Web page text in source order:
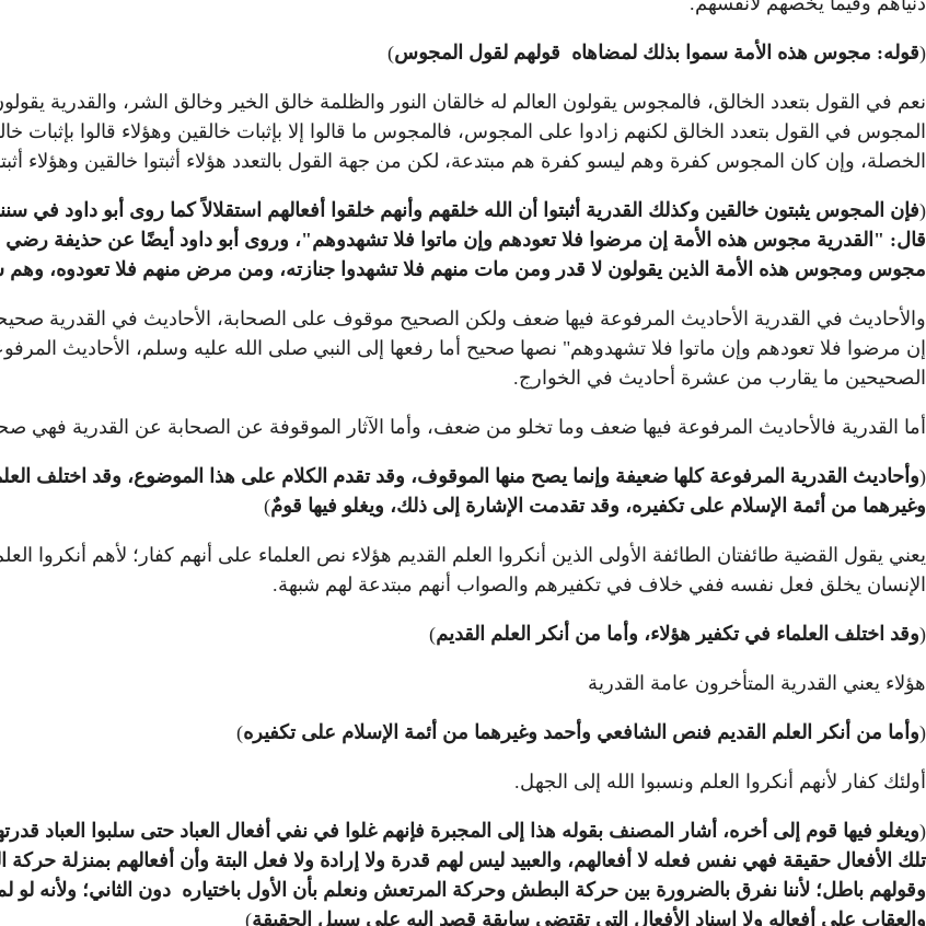
(قوله: مجوس هذه الأمة سموا بذلك لمضاهاه قولهم لقول المجوس)
نعم في القول بتعدد الخالق، فالمجوس يقولون العالم له خالقان النور والظلمة خالق الخير وخالق الشر،
المجوس في القول بتعدد الخالق لكنهم زادوا على المجوس، فالمجوس ما قالوا إلا بإثبات خالقين وهؤلاء قالوا
الخصلة، وإن كان المجوس كفرة وهم ليسو كفرة هم مبتدعة، لكن من جهة القول بالتعدد هؤلاء أثبتوا خالقين وهؤلاء
(فإن المجوس يثبتون خالقين وكذلك القدرية أثبتوا أن الله خلقهم وأنهم خلقوا أفعالهم استقلالاً كما روى أبو داود
قال: "القدرية مجوس هذه الأمة إن مرضوا فلا تعودهم وإن ماتوا فلا تشهدوهم"، وروى أبو داود أيضًا عن حذيفة
مجوس ومجوس هذه الأمة الذين يقولون لا قدر ومن مات منهم فلا تشهدوا جنازته، ومن مرض منهم فلا تعودوه، وهم
والأحاديث في القدرية الأحاديث المرفوعة فيها ضعف ولكن الصحيح موقوف على الصحابة، الأحاديث في القدرية
إن مرضوا فلا تعودهم وإن ماتوا فلا تشهدوهم" نصها صحيح أما رفعها إلى النبي صلى الله عليه وسلم، الأحاديث
الصحيحين ما يقارب من عشرة أحاديث في الخوارج.
أما القدرية فالأحاديث المرفوعة فيها ضعف وما تخلو من ضعف، وأما الآثار الموقوفة عن الصحابة عن القدرية فهي
(وأحاديث القدرية المرفوعة كلها ضعيفة وإنما يصح منها الموقوف، وقد تقدم الكلام على هذا الموضوع، وقد اختلف
وغيرهما من أئمة الإسلام على تكفيره، وقد تقدمت الإشارة إلى ذلك، ويغلو فيها قومٌ)
يعني يقول القضية طائفتان الطائفة الأولى الذين أنكروا العلم القديم هؤلاء نص العلماء على أنهم كفار؛ لأهم أنكروا
الإنسان يخلق فعل نفسه ففي خلاف في تكفيرهم والصواب أنهم مبتدعة لهم شبهة.
(وقد اختلف العلماء في تكفير هؤلاء، وأما من أنكر العلم القديم)
هؤلاء يعني القدرية المتأخرون عامة القدرية
(وأما من أنكر العلم القديم فنص الشافعي وأحمد وغيرهما من أئمة الإسلام على تكفيره)
أولئك كفار لأنهم أنكروا العلم ونسبوا الله إلى الجهل.
(ويغلو فيها قوم إلى أخره، أشار المصنف بقوله هذا إلى المجبرة فإنهم غلوا في نفي أفعال العباد حتى سلبوا العباد
تلك الأفعال حقيقة فهي نفس فعله لا أفعالهم، والعبيد ليس لهم قدرة ولا إرادة ولا فعل البتة وأن أفعالهم بمنزلة
وقولهم باطل؛ لأننا نفرق بالضرورة بين حركة البطش وحركة المرتعش ونعلم بأن الأول باختياره دون الثاني؛ ولأنه
والعقاب على أفعاله ولا إسناد الأفعال التي تقتضي سابقة قصد إليه على سبيل الحقيقة)